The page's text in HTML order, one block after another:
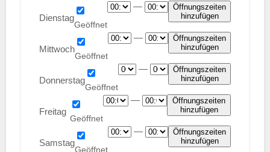
Dienstag
—
Öffnungszeiten
hinzufügen
Mittwoch
—
Öffnungszeiten
hinzufügen
Donnerstag
—
Öffnungszeiten
hinzufügen
Freitag
—
Öffnungszeiten
hinzufügen
Samstag
—
Öffnungszeiten
hinzufügen